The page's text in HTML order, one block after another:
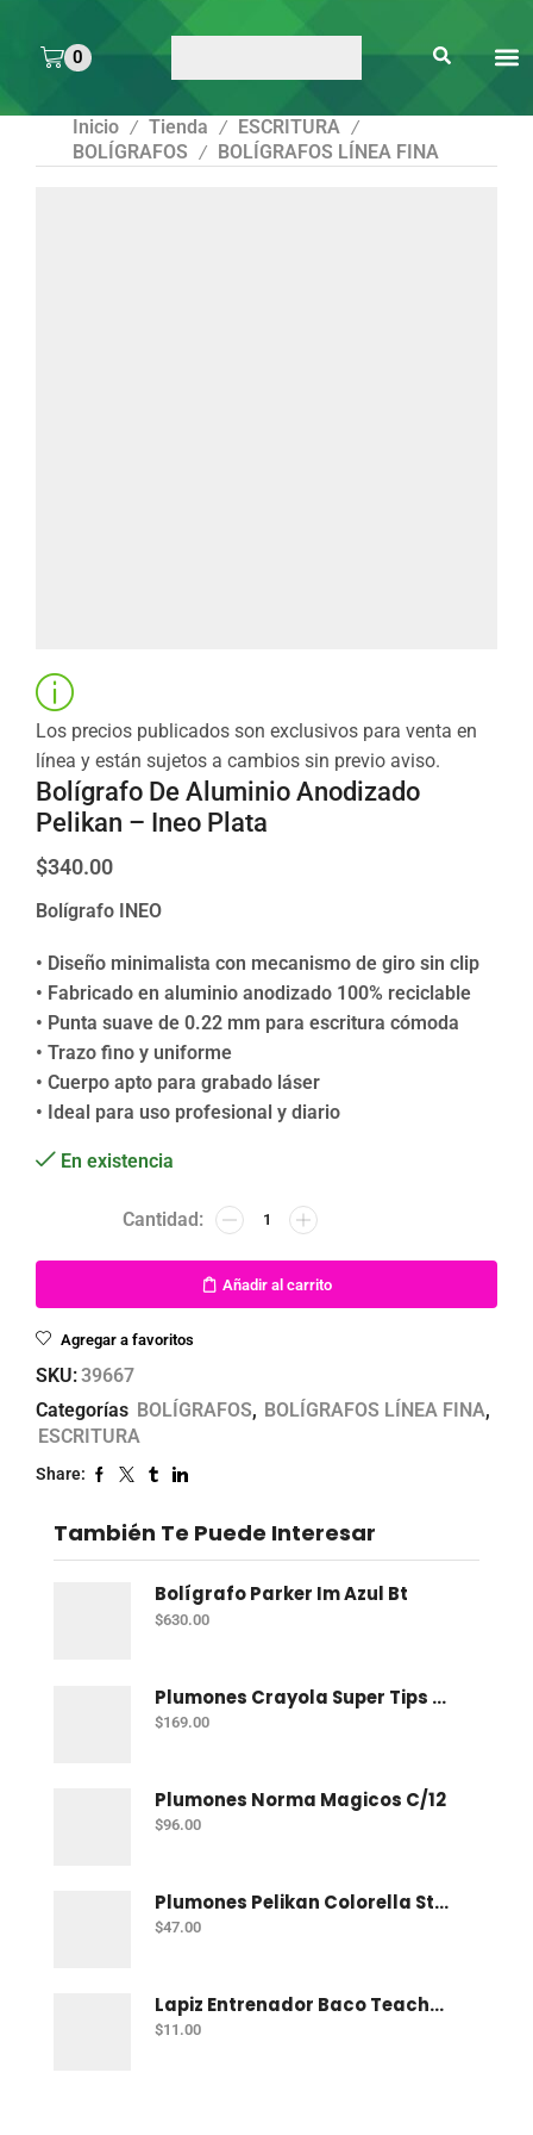
0
Inicio / Tienda / ESCRITURA /
BOLÍGRAFOS / BOLÍGRAFOS LÍNEA FINA
Los precios publicados son exclusivos para venta en
línea y están sujetos a cambios sin previo aviso.
Bolígrafo De Aluminio Anodizado
Pelikan – Ineo Plata
$340.00
Bolígrafo INEO
• Diseño minimalista con mecanismo de giro sin clip
• Fabricado en aluminio anodizado 100% reciclable
• Punta suave de 0.22 mm para escritura cómoda
• Trazo fino y uniforme
• Cuerpo apto para grabado láser
• Ideal para uso profesional y diario
En existencia
Añadir al carrito
Agregar a favoritos
SKU:39667
Categorías BOLÍGRAFOS, BOLÍGRAFOS LÍNEA FINA,
ESCRITURA
Share:
También Te Puede Interesar
Bolígrafo Parker Im Azul Bt
$630.00
Plumones Crayola Super Tips C/20 Delgados Lav
$169.00
Plumones Norma Magicos C/12
$96.00
Plumones Pelikan Colorella Star C/12
$47.00
Lapiz Entrenador Baco Teacher Triang Jumbo
$11.00